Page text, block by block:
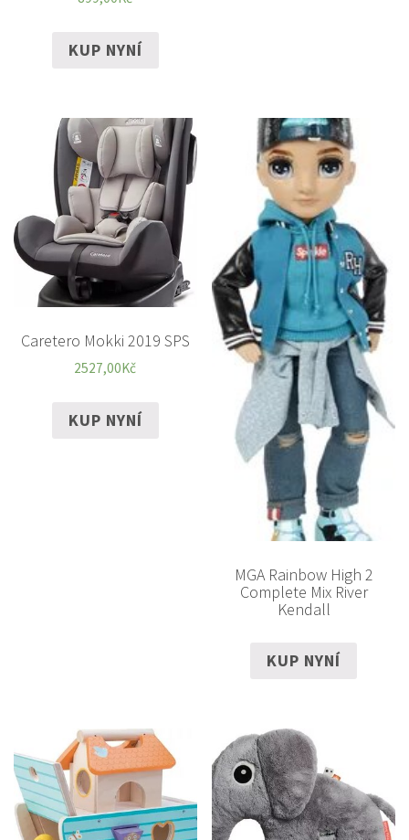
KUP NYNÍ
Caretero Mokki 2019 SPS
2527,00Kč
KUP NYNÍ
MGA Rainbow High 2
Complete Mix River
Kendall
KUP NYNÍ